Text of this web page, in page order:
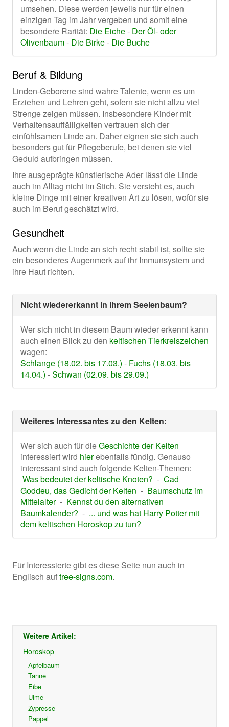
umsehen. Diese werden jeweils nur für einen
einzigen Tag im Jahr vergeben und somit eine
besondere Rarität: Die Eiche- Der Öl- oder
Olivenbaum- Die Birke- Die Buche
Beruf & Bildung
Linden-Geborene sind wahre Talente, wenn es um
Erziehen und Lehren geht, sofern sie nicht allzu viel
Strenge zeigen müssen. Insbesondere Kinder mit
Verhaltensauffälligkeiten vertrauen sich der
einfühlsamen Linde an. Daher eignen sie sich auch
besonders gut für Pflegeberufe, bei denen sie viel
Geduld aufbringen müssen.
Ihre ausgeprägte künstlerische Ader lässt die Linde
auch im Alltag nicht im Stich. Sie versteht es, auch
kleine Dinge mit einer kreativen Art zu lösen, wofür sie
auch im Beruf geschätzt wird.
Gesundheit
Auch wenn die Linde an sich recht stabil ist, sollte sie
ein besonderes Augenmerk auf ihr Immunsystem und
ihre Haut richten.
Nicht wiedererkannt in Ihrem Seelenbaum?
Wer sich nicht in diesem Baum wieder erkennt kann
auch einen Blick zu den keltischen Tierkreiszeichen
wagen:
Schlange (18.02. bis 17.03.) - Fuchs (18.03. bis
14.04.) -Schwan (02.09. bis 29.09.)
Weiteres Interessantes zu den Kelten:
Wer sich auch für dieGeschichte der Kelten
interessiert wird hierebenfalls fündig. Genauso
interessant sind auch folgende Kelten-Themen:
Was bedeutet der keltische Knoten? - Cad
Goddeu, das Gedicht der Kelten - Baumschutz im
Mittelalter- Kennst du den alternativen
Baumkalender? - ... und was hat Harry Potter mit
dem keltischen Horoskop zu tun?
Für Interessierte gibt es diese Seite nun auch in
Englisch auftree-signs.com.
Weitere Artikel:
Horoskop
Apfelbaum
Tanne
Eibe
Ulme
Zypresse
Pappel